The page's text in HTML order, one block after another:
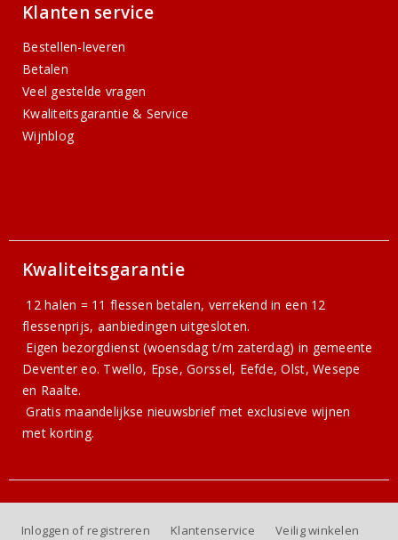
Klanten service
Bestellen-leveren
Betalen
Veel gestelde vragen
Kwaliteitsgarantie & Service
Wijnblog
Kwaliteitsgarantie
12 halen = 11 flessen betalen, verrekend in een 12
flessenprijs, aanbiedingen uitgesloten.
Eigen bezorgdienst (woensdag t/m zaterdag) in gemeente
Deventer eo. Twello, Epse, Gorssel, Eefde, Olst, Wesepe
en Raalte.
Gratismaandelijkse nieuwsbriefmet exclusieve wijnen
met korting.
Inloggen of registreren Klantenservice Veilig winkelen